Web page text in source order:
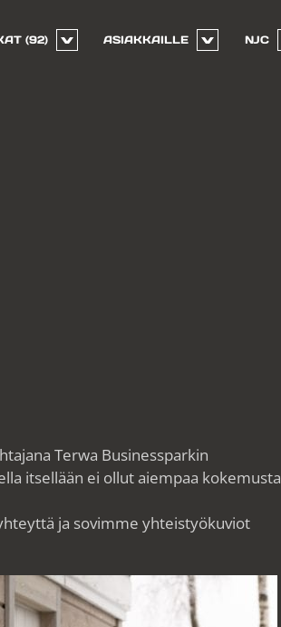
(92) ASIAKKAILLE NJC
Terwa Businessparkin
itsellään ei ollut aiempaa kokemusta
ja sovimme yhteistyökuviot